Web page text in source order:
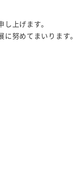
上げます。
努めてまいります。